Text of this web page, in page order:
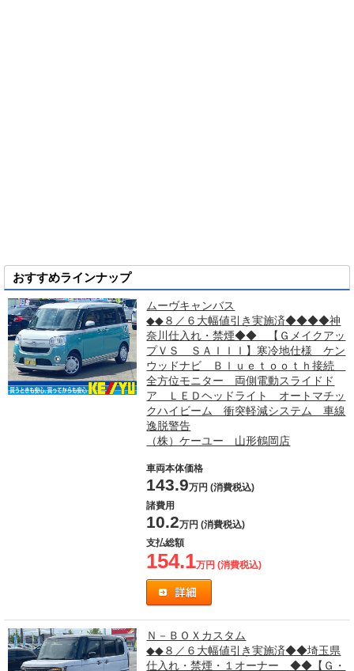
おすすめラインナップ
ムーヴキャンバス
◆◆８／６大幅値引き実施済◆◆◆◆神
奈川仕入れ・禁煙◆◆ 【Ｇメイクアッ
プＶＳ ＳＡＩＩＩ】寒冷地仕様 ケン
ウッドナビ Ｂｌｕｅｔｏｏｔｈ接続
全方位モニター 両側電動スライドド
ア ＬＥＤヘッドライト オートマチッ
クハイビーム 衝突軽減システム 車線
逸脱警告
（株）ケーユー 山形鶴岡店
車両本体価格
143.9万円 (消費税込)
諸費用
10.2万円 (消費税込)
支払総額
154.1万円 (消費税込)
Ｎ－ＢＯＸカスタム
◆◆８／６大幅値引き実施済◆◆埼玉県
仕入れ・禁煙・１オーナー ◆◆【Ｇ・